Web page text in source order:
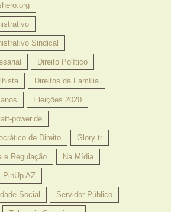
Sindical
Direito Político
Direitos da Família
Eleições 2020
power.de
de Direito Glory tr
e Regulação Na Mídia
PinUp AZ
Social Servidor Público